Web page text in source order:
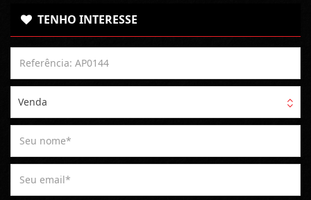
TENHO INTERESSE
Venda